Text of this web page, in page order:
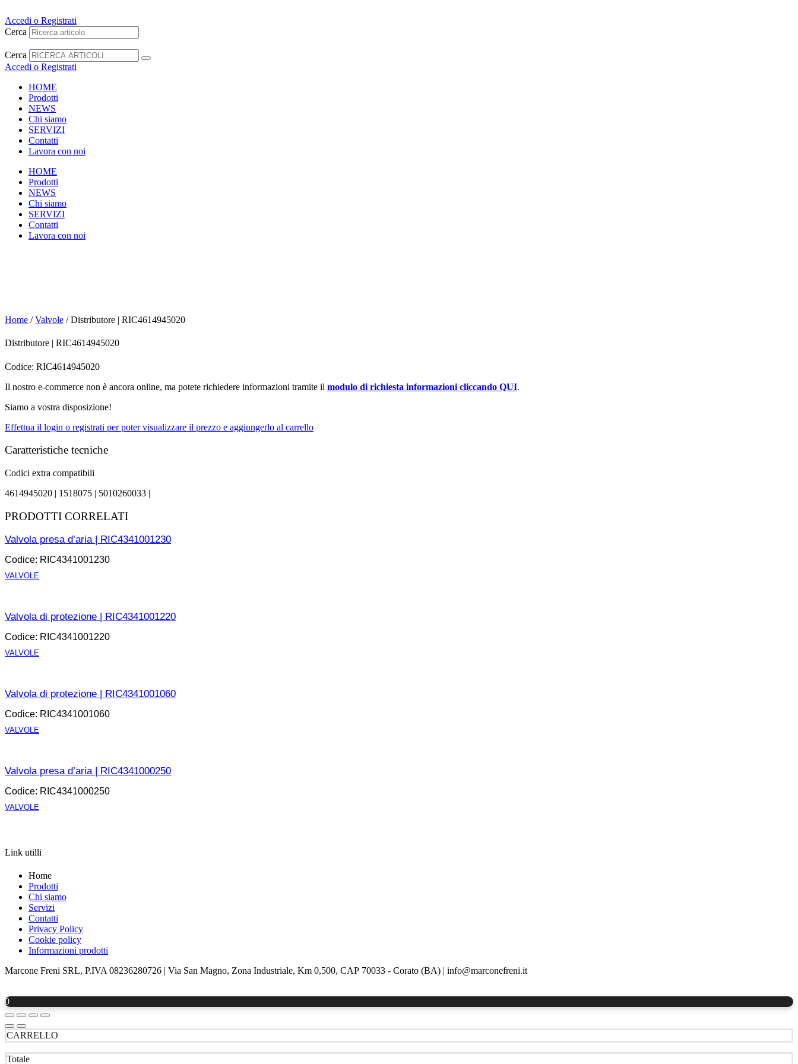
al
contenuto
Accedi o Registrati
Cerca
Cerca
Accedi o Registrati
HOME
Prodotti
NEWS
Chi siamo
SERVIZI
Contatti
Lavora con noi
HOME
Prodotti
NEWS
Chi siamo
SERVIZI
Contatti
Lavora con noi
Home /Valvole / Distributore | RIC4614945020
Distributore | RIC4614945020
Codice: RIC4614945020
Il nostro e-commerce non è ancora online, ma potete richiedere informazioni tramite il modulo di richiesta informazioni cliccando QUI.
Siamo a vostra disposizione!
Effettua il login o registrati per poter visualizzare il prezzo e aggiungerlo al carrello
Caratteristiche tecniche
Codici extra compatibili
4614945020 | 1518075 | 5010260033 |
PRODOTTI CORRELATI
Valvola presa d’aria | RIC4341001230
Codice: RIC4341001230
VALVOLE
Valvola di protezione | RIC4341001220
Codice: RIC4341001220
VALVOLE
Valvola di protezione | RIC4341001060
Codice: RIC4341001060
VALVOLE
Valvola presa d’aria | RIC4341000250
Codice: RIC4341000250
VALVOLE
Link utilli
Home
Prodotti
Chi siamo
Servizi
Contatti
Privacy Policy
Cookie policy
Informazioni prodotti
Marcone Freni SRL, P.IVA 08236280726 | Via San Magno, Zona Industriale, Km 0,500, CAP 70033 - Corato (BA) | info@marconefreni.it
0
CARRELLO
Totale